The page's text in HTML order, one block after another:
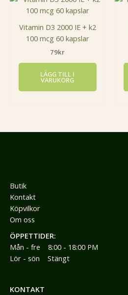
Vitamin D3 2000 IE + k2
100 mcg 60 kapslar
79kr
LÄGG TILL I
VARUKORG
Butik
Kontakt
Köpvilkor
Om oss
ÖPPETTIDER:
Mån - fre 8:00 - 18:00 PM
Lör - sön Stängt
KONTAKT